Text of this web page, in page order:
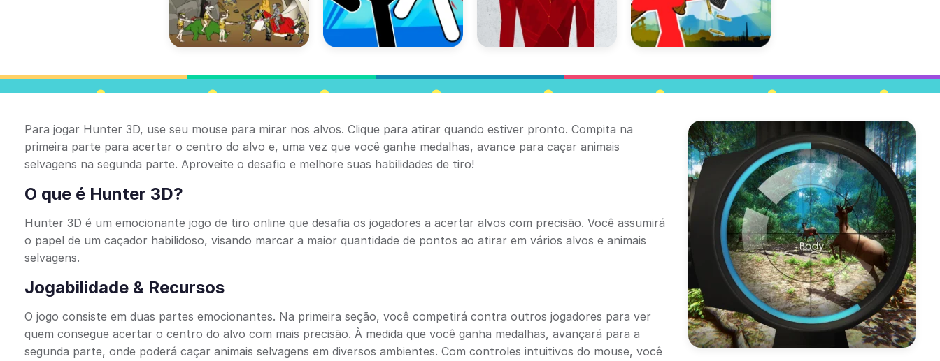
Para jogar Hunter 3D, use seu mouse para mirar nos alvos. Clique para atirar quando estiver pronto. Compita na
primeira parte para acertar o centro do alvo e, uma vez que você ganhe medalhas, avance para caçar animais
selvagens na segunda parte. Aproveite o desafio e melhore suas habilidades de tiro!
O que é Hunter 3D?
Hunter 3D é um emocionante jogo de tiro online que desafia os jogadores a acertar alvos com precisão. Você assumirá
o papel de um caçador habilidoso, visando marcar a maior quantidade de pontos ao atirar em vários alvos e animais
selvagens.
Jogabilidade & Recursos
O jogo consiste em duas partes emocionantes. Na primeira seção, você competirá contra outros jogadores para ver
quem consegue acertar o centro do alvo com mais precisão. À medida que você ganha medalhas, avançará para a
segunda parte, onde poderá caçar animais selvagens em diversos ambientes. Com controles intuitivos do mouse, você